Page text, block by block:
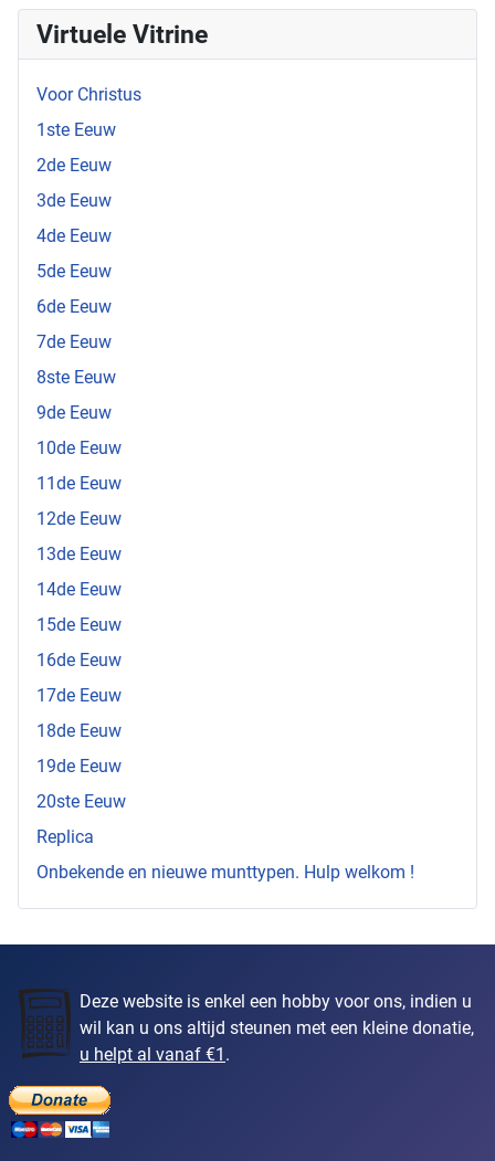
Virtuele Vitrine
Voor Christus
1ste Eeuw
2de Eeuw
3de Eeuw
4de Eeuw
5de Eeuw
6de Eeuw
7de Eeuw
8ste Eeuw
9de Eeuw
10de Eeuw
11de Eeuw
12de Eeuw
13de Eeuw
14de Eeuw
15de Eeuw
16de Eeuw
17de Eeuw
18de Eeuw
19de Eeuw
20ste Eeuw
Replica
Onbekende en nieuwe munttypen. Hulp welkom !
Deze website is enkel een hobby voor ons, indien u
wil kan u ons altijd steunen met een kleine donatie,
u helpt al vanaf €1 .